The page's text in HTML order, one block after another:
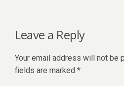
Leave a Reply
Your email address will not be
fields are marked *